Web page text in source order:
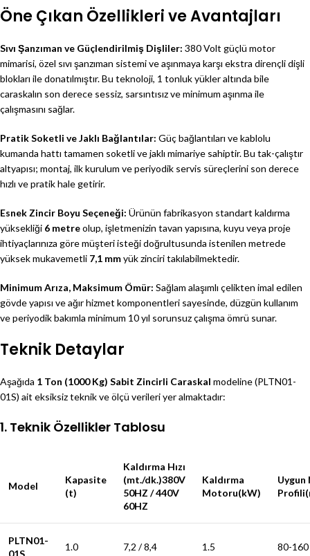
Öne Çıkan Özellikleri ve Avantajları
Sıvı Şanzıman ve Güçlendirilmiş Dişliler: 380 Volt güçlü motor
mimarisi, özel sıvı şanzıman sistemi ve aşınmaya karşı ekstra dirençli dişli
blokları ile donatılmıştır. Bu teknoloji, 1 tonluk yükler altında bile
caraskalın son derece sessiz, sarsıntısız ve minimum aşınma ile
çalışmasını sağlar.
Pratik Soketli ve Jaklı Bağlantılar: Güç bağlantıları ve kablolu
kumanda hattı tamamen soketli ve jaklı mimariye sahiptir. Bu tak-çalıştır
altyapısı; montaj, ilk kurulum ve periyodik servis süreçlerini son derece
hızlı ve pratik hale getirir.
Esnek Zincir Boyu Seçeneği: Ürünün fabrikasyon standart kaldırma
yüksekliği 6 metreolup, işletmenizin tavan yapısına, kuyu veya proje
ihtiyaçlarınıza göre müşteri isteği doğrultusunda istenilen metrede
yüksek mukavemetli 7,1 mmyük zinciri takılabilmektedir.
Minimum Arıza, Maksimum Ömür: Sağlam alaşımlı çelikten imal edilen
gövde yapısı ve ağır hizmet komponentleri sayesinde, düzgün kullanım
ve periyodik bakımla minimum 10 yıl sorunsuz çalışma ömrü sunar.
Teknik Detaylar
Aşağıda 1 Ton (1000 Kg) Sabit Zincirli Caraskal modeline (PLTN01-
01S) ait eksiksiz teknik ve ölçü verileri yer almaktadır:
1. Teknik Özellikler Tablosu
Model
Kapasite
(t)
Kaldırma Hızı
(mt./dk.)380V
50HZ / 440V
60HZ
Kaldırma
Motoru(kW)
Uygun
PLTN01-
1.0 7,2 / 8,4 1.5 80-160